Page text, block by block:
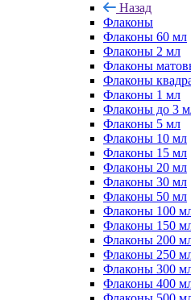
Назад
Флаконы
Флаконы 60 мл
Флаконы 2 мл
Флаконы
Флаконы
Флаконы 1 мл
Флаконы до 3
Флаконы 5 мл
Флаконы 10 мл
Флаконы 15 мл
Флаконы 20 мл
Флаконы 30 мл
Флаконы 50 мл
Флаконы 100
Флаконы 150
Флаконы 200
Флаконы 250
Флаконы 300
Флаконы 400